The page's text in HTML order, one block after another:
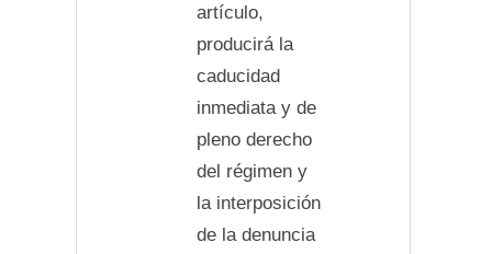
artículo,
producirá la
caducidad
inmediata y de
pleno derecho
del régimen y
la interposición
de la denuncia